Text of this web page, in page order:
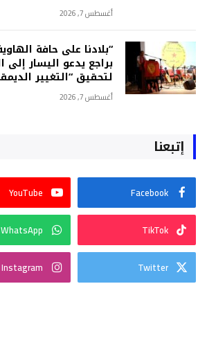
أغسطس 7, 2026
“بلادنا على حافة
براجع يدعو اليسار إلى
لتحقيق “التغيير
أغسطس 7, 2026
إتبعنا
Facebook
YouTube
TikTok
WhatsApp
Twitter
Instagram